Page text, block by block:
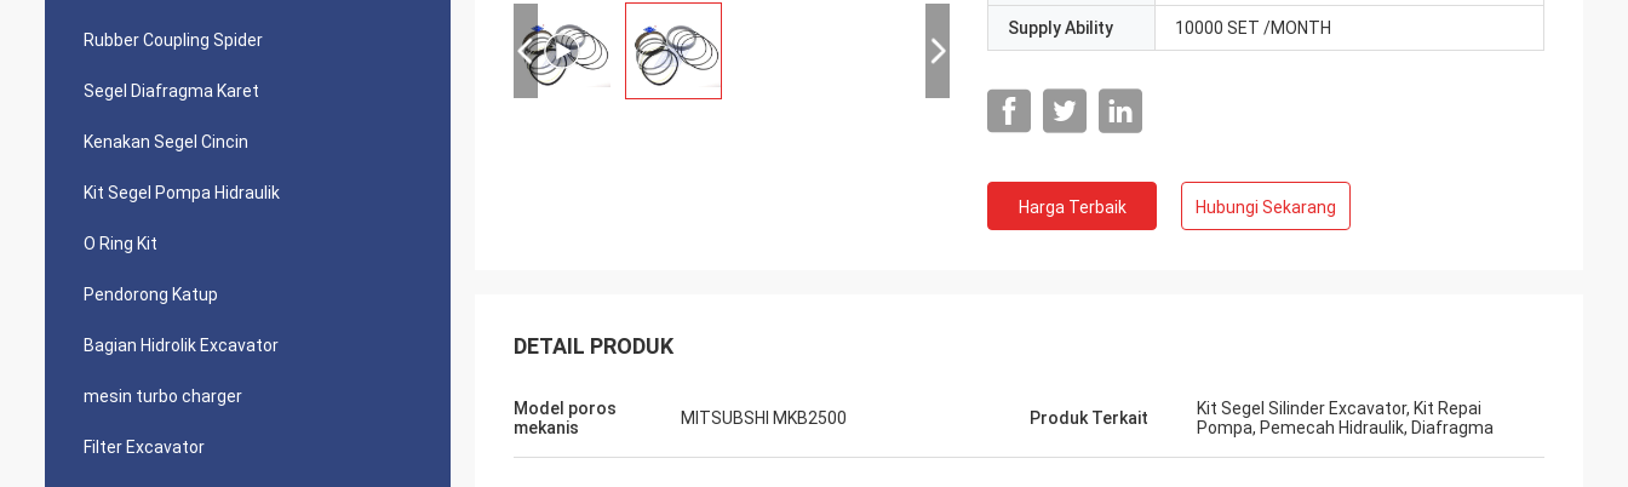
Rubber Coupling Spider
Segel Diafragma Karet
Kenakan Segel Cincin
Kit Segel Pompa Hidraulik
O Ring Kit
Pendorong Katup
Bagian Hidrolik Excavator
mesin turbo charger
Filter Excavator
Supply Ability 10000 SET /MONTH
Harga Terbaik Hubungi Sekarang
DETAIL PRODUK
Model poros
mekanis
MITSUBSHI MKB2500 Produk Terkait
Kit Segel Silinder Excavator, Kit Repai
Pompa, Pemecah Hidraulik, Diafragma